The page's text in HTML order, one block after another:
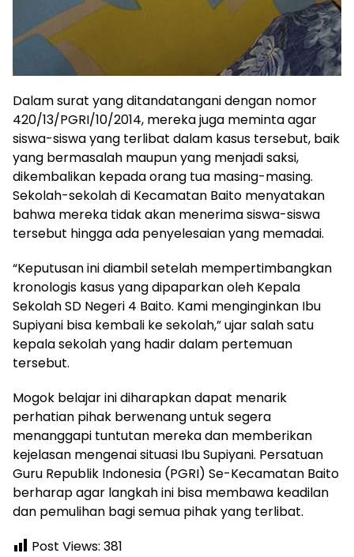
Dalam surat yang ditandatangani dengan nomor
420/13/PGRI/10/2014, mereka juga meminta agar
siswa-siswa yang terlibat dalam kasus tersebut, baik
yang bermasalah maupun yang menjadi saksi,
dikembalikan kepada orang tua masing-masing.
Sekolah-sekolah di Kecamatan Baito menyatakan
bahwa mereka tidak akan menerima siswa-siswa
tersebut hingga ada penyelesaian yang memadai.
“Keputusan ini diambil setelah mempertimbangkan
kronologis kasus yang dipaparkan oleh Kepala
Sekolah SD Negeri 4 Baito. Kami menginginkan Ibu
Supiyani bisa kembali ke sekolah,” ujar salah satu
kepala sekolah yang hadir dalam pertemuan
tersebut.
Mogok belajar ini diharapkan dapat menarik
perhatian pihak berwenang untuk segera
menanggapi tuntutan mereka dan memberikan
kejelasan mengenai situasi Ibu Supiyani. Persatuan
Guru Republik Indonesia (PGRI) Se-Kecamatan Baito
berharap agar langkah ini bisa membawa keadilan
dan pemulihan bagi semua pihak yang terlibat.
Post Views: 381